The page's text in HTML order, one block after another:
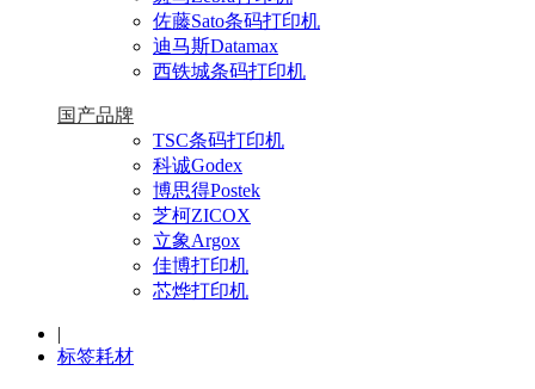
佐藤Sato条码打印机
迪马斯Datamax
西铁城条码打印机
国产品牌
TSC条码打印机
科诚Godex
博思得Postek
芝柯ZICOX
立象Argox
佳博打印机
芯烨打印机
|
标签耗材